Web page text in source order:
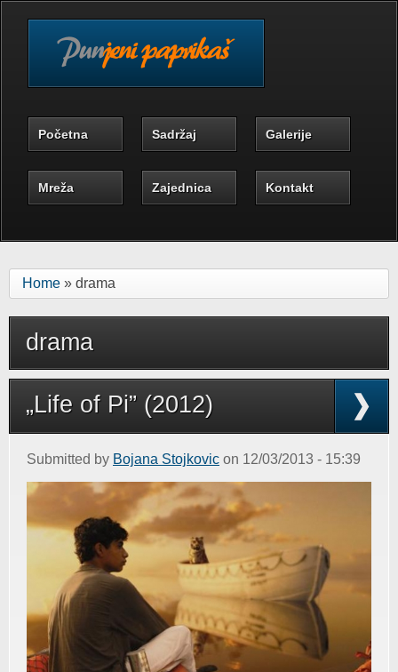
Početna Sadržaj Galerije
Mreža Zajednica Kontakt
Home » drama
drama
„Life of Pi” (2012)
Submitted by Bojana Stojkovic on 12/03/2013 - 15:39